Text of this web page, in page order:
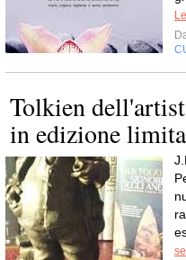
Tolkien
in edizione